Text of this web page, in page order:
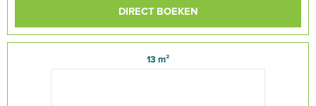
DIRECT BOEKEN
13 m²